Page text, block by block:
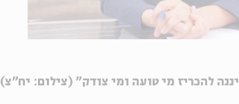
להכריז מי טועה ומי צודק" (צילום: יח"צ)